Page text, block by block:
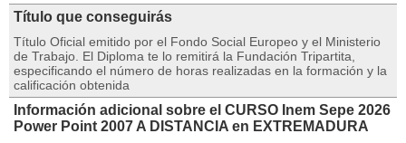
Título que conseguirás
Título Oficial emitido por el Fondo Social Europeo y el Ministerio
de Trabajo. El Diploma te lo remitirá la Fundación Tripartita,
especificando el número de horas realizadas en la formación y la
calificación obtenida
Información adicional sobre el CURSO Inem Sepe 2026
Power Point 2007 A DISTANCIA en EXTREMADURA